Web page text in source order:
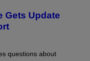
Gets Update
questions about